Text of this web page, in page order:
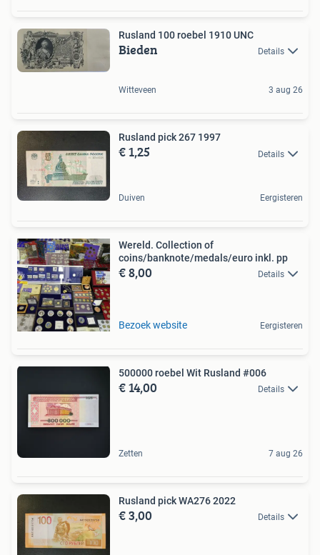
Rusland 100 roebel 1910 UNC
Bieden Details
Witteveen 3 aug 26
Rusland pick 267 1997
€ 1,25 Details
Duiven Eergisteren
Wereld. Collection of
coins/banknote/medals/euro inkl. pp
€ 8,00 Details
Bezoek website Eergisteren
500000 roebel Wit Rusland #006
€ 14,00 Details
Zetten 7 aug 26
Rusland pick WA276 2022
€ 3,00 Details